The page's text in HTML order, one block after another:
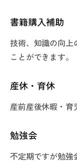
書籍購入補助
技術、知識の向上
ことができます。
産休・育休
産前産後休暇・育
勉強会
不定期ですが勉強